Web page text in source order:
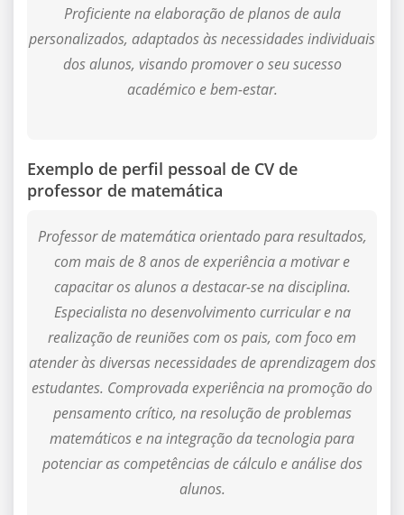
Proficiente na elaboração de planos de aula
personalizados, adaptados às necessidades individuais
dos alunos, visando promover o seu sucesso
académico e bem-estar.
Exemplo de perfil pessoal de CV de
professor de matemática
Professor de matemática orientado para resultados,
com mais de 8 anos de experiência a motivar e
capacitar os alunos a destacar-se na disciplina.
Especialista no desenvolvimento curricular e na
realização de reuniões com os pais, com foco em
atender às diversas necessidades de aprendizagem dos
estudantes. Comprovada experiência na promoção do
pensamento crítico, na resolução de problemas
matemáticos e na integração da tecnologia para
potenciar as competências de cálculo e análise dos
alunos.